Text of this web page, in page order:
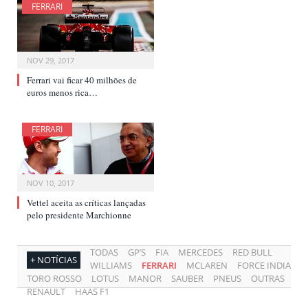
FERRARI
NOV 29, 2017
Ferrari vai ficar 40 milhões de
euros menos rica…
FERRARI
NOV 10, 2017
Vettel aceita as críticas lançadas
pelo presidente Marchionne
+ NOTÍCIAS
TODAS GP’S FIA MERCEDES
RED BULL
WILLIAMS
FERRARI MCLAREN
FORCE INDIA
TORO ROSSO
LOTUS MANOR SAUBER PNEUS
OUTRAS
RENAULT
HAAS F1